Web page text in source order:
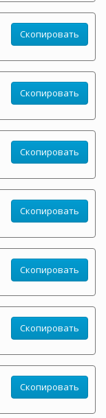
Скопировать
Скопировать
Скопировать
Скопировать
Скопировать
Скопировать
Скопировать